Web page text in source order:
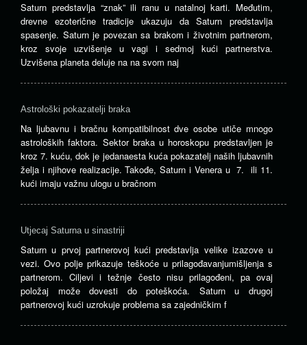
Saturn predstavlja “znak” ili ranu u natalnoj karti. Međutim,
drevne ezoterične tradicije ukazuju da Saturn predstavlja
spasenje. Saturn je povezan sa brakom i životnim partnerom,
kroz svoje uzvišenje u vagi i sedmoj kući partnerstva.
Uzvišena planeta deluje na na svom naj
Astrološki pokazatelji braka
Na ljubavnu i bračnu kompatibilnost dve osobe utiče mnogo
astroloških faktora. Sektor braka u horoskopu predstavljen je
kroz 7. kuću, dok je jedanaesta kuća pokazatelj naših ljubavnih
želja i njihove realizacije. Takođe, Saturn i Venera u 7. ili 11.
kući imaju važnu ulogu u bračnom
Utjecaj Saturna u sinastriji
Saturn u prvoj partnerovoj kući predstavlja velike izazove u
vezi. Ovo polje prikazuje teškoće u prilagođavanjumišljenja s
partnerom. Ciljevi i težnje često nisu prilagođeni, pa ovaj
položaj može dovesti do poteškoća. Saturn u drugoj
partnerovoj kući uzrokuje problema sa zajedničkim f